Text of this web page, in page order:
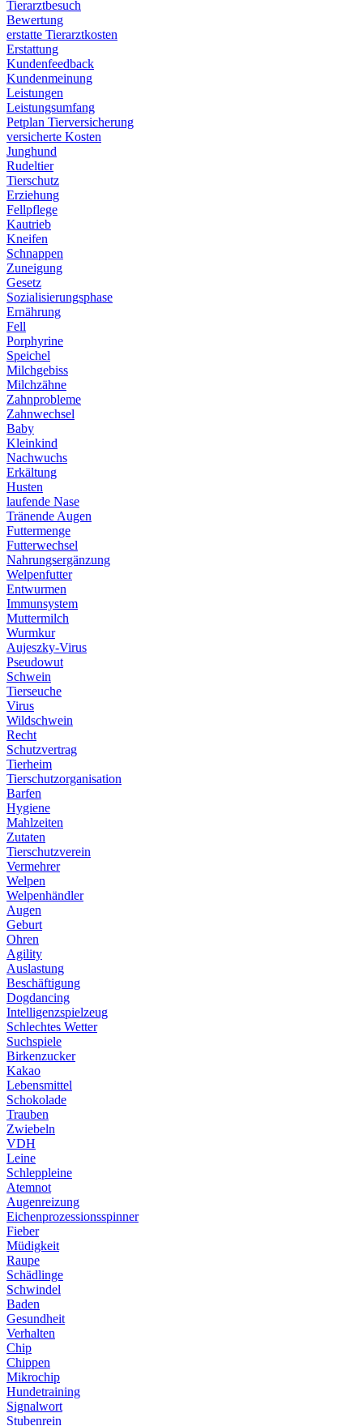
Tierarztbesuch
Bewertung
erstatte Tierarztkosten
Erstattung
Kundenfeedback
Kundenmeinung
Leistungen
Leistungsumfang
Petplan Tierversicherung
versicherte Kosten
Junghund
Rudeltier
Tierschutz
Erziehung
Fellpflege
Kautrieb
Kneifen
Schnappen
Zuneigung
Gesetz
Sozialisierungsphase
Ernährung
Fell
Porphyrine
Speichel
Milchgebiss
Milchzähne
Zahnprobleme
Zahnwechsel
Baby
Kleinkind
Nachwuchs
Erkältung
Husten
laufende Nase
Tränende Augen
Futtermenge
Futterwechsel
Nahrungsergänzung
Welpenfutter
Entwurmen
Immunsystem
Muttermilch
Wurmkur
Aujeszky-Virus
Pseudowut
Schwein
Tierseuche
Virus
Wildschwein
Recht
Schutzvertrag
Tierheim
Tierschutzorganisation
Barfen
Hygiene
Mahlzeiten
Zutaten
Tierschutzverein
Vermehrer
Welpen
Welpenhändler
Augen
Geburt
Ohren
Agility
Auslastung
Beschäftigung
Dogdancing
Intelligenzspielzeug
Schlechtes Wetter
Suchspiele
Birkenzucker
Kakao
Lebensmittel
Schokolade
Trauben
Zwiebeln
VDH
Leine
Schleppleine
Atemnot
Augenreizung
Eichenprozessionsspinner
Fieber
Müdigkeit
Raupe
Schädlinge
Schwindel
Baden
Gesundheit
Verhalten
Chip
Chippen
Mikrochip
Hundetraining
Signalwort
Stubenrein